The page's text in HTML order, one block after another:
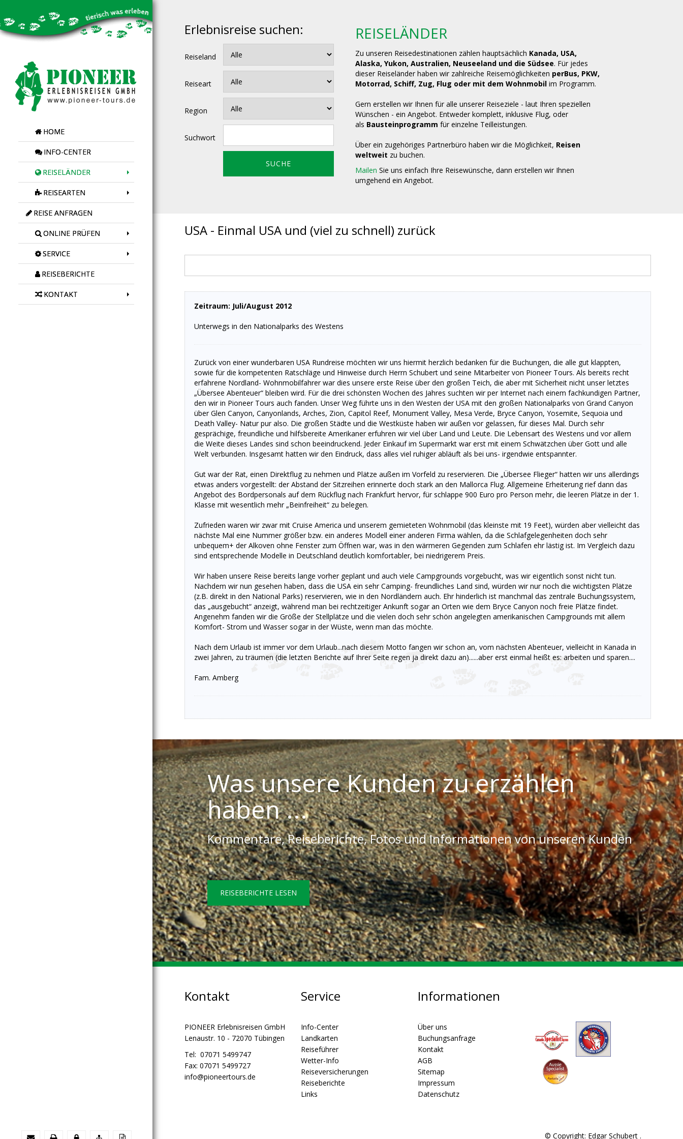
HOME
INFO-CENTER
REISELÄNDER
REISEARTEN
REISE ANFRAGEN
ONLINE PRÜFEN
SERVICE
REISEBERICHTE
KONTAKT
Erlebnisreise suchen:
Reiseland
Reiseart
Region
Suchwort
REISELÄNDER
Zu unseren Reisedestinationen zählen hauptsächlich Kanada, USA,
Alaska, Yukon, Australien, Neuseeland und die Südsee. Für jedes
dieser Reiseländer haben wir zahlreiche Reisemöglichkeiten perBus, PKW,
Motorrad, Schiff, Zug, Flug oder mit dem Wohnmobilim Programm.
Gern erstellen wir Ihnen für alle unserer Reiseziele - laut Ihren speziellen
Wünschen - ein Angebot. Entweder komplett, inklusive Flug, oder
als Bausteinprogramm für einzelne Teilleistungen.
Über ein zugehöriges Partnerbüro haben wir die Möglichkeit, Reisen
weltweit zu buchen.
Mailen Sie uns einfach Ihre Reisewünsche, dann erstellen wir Ihnen
umgehend ein Angebot.
USA - Einmal USA und (viel zu schnell) zurück
Zeitraum: Juli/August 2012
Unterwegs in den Nationalparks des Westens
Zurück von einer wunderbaren USA Rundreise möchten wir uns hiermit herzlich bedanken für die Buchungen, die alle gut klappten,
sowie für die kompetenten Ratschläge und Hinweise durch Herrn Schubert und seine Mitarbeiter von Pioneer Tours. Als bereits recht
erfahrene Nordland- Wohnmobilfahrer war dies unsere erste Reise über den großen Teich, die aber mit Sicherheit nicht unser letztes
„Übersee Abenteuer“ bleiben wird. Für die drei schönsten Wochen des Jahres suchten wir per Internet nach einem fachkundigen Partner,
den wir in Pioneer Tours auch fanden. Unser Weg führte uns in den Westen der USA mit den großen Nationalparks von Grand Canyon
über Glen Canyon, Canyonlands, Arches, Zion, Capitol Reef, Monument Valley, Mesa Verde, Bryce Canyon, Yosemite, Sequoia und
Death Valley- Natur pur also. Die großen Städte und die Westküste haben wir außen vor gelassen, für dieses Mal. Durch sehr
gesprächige, freundliche und hilfsbereite Amerikaner erfuhren wir viel über Land und Leute. Die Lebensart des Westens und vor allem
die Weite dieses Landes sind schon beeindruckend. Jeder Einkauf im Supermarkt war erst mit einem Schwätzchen über Gott und alle
Welt verbunden. Insgesamt hatten wir den Eindruck, dass alles viel ruhiger abläuft als bei uns- irgendwie entspannter.
Gut war der Rat, einen Direktflug zu nehmen und Plätze außen im Vorfeld zu reservieren. Die „Übersee Flieger“ hatten wir uns allerdings
etwas anders vorgestellt: der Abstand der Sitzreihen erinnerte doch stark an den Mallorca Flug. Allgemeine Erheiterung rief dann das
Angebot des Bordpersonals auf dem Rückflug nach Frankfurt hervor, für schlappe 900 Euro pro Person mehr, die leeren Plätze in der 1.
Klasse mit wesentlich mehr „Beinfreiheit“ zu belegen.
Zufrieden waren wir zwar mit Cruise America und unserem gemieteten Wohnmobil (das kleinste mit 19 Feet), würden aber vielleicht das
nächste Mal eine Nummer größer bzw. ein anderes Modell einer anderen Firma wählen, da die Schlafgelegenheiten doch sehr
unbequem+ der Alkoven ohne Fenster zum Öffnen war, was in den wärmeren Gegenden zum Schlafen ehr lästig ist. Im Vergleich dazu
sind entsprechende Modelle in Deutschland deutlich komfortabler, bei niedrigerem Preis.
Wir haben unsere Reise bereits lange vorher geplant und auch viele Campgrounds vorgebucht, was wir eigentlich sonst nicht tun.
Nachdem wir nun gesehen haben, dass die USA ein sehr Camping- freundliches Land sind, würden wir nur noch die wichtigsten Plätze
(z.B. direkt in den National Parks) reservieren, wie in den Nordländern auch. Ehr hinderlich ist manchmal das zentrale Buchungssystem,
das „ausgebucht“ anzeigt, während man bei rechtzeitiger Ankunft sogar an Orten wie dem Bryce Canyon noch freie Plätze findet.
Angenehm fanden wir die Größe der Stellplätze und die vielen doch sehr schön angelegten amerikanischen Campgrounds mit allem
Komfort- Strom und Wasser sogar in der Wüste, wenn man das möchte.
Nach dem Urlaub ist immer vor dem Urlaub...nach diesem Motto fangen wir schon an, vom nächsten Abenteuer, vielleicht in Kanada in
zwei Jahren, zu träumen (die letzten Berichte auf Ihrer Seite regen ja direkt dazu an)......aber erst einmal heißt es: arbeiten und sparen....
Fam. Amberg
Was unsere Kunden zu erzählen
haben ...
Kommentare, Reiseberichte, Fotos und Informationen von unseren Kunden
REISEBERICHTE LESEN
Kontakt
PIONEER Erlebnisreisen GmbH
Lenaustr. 10 - 72070 Tübingen
Tel: 07071 5499747
Fax: 07071 5499727
info@pioneertours.de
Service
Info-Center
Landkarten
Reiseführer
Wetter-Info
Reiseversicherungen
Reiseberichte
Links
Informationen
Über uns
Buchungsanfrage
Kontakt
AGB
Sitemap
Impressum
Datenschutz
© Copyright: Edgar Schubert .